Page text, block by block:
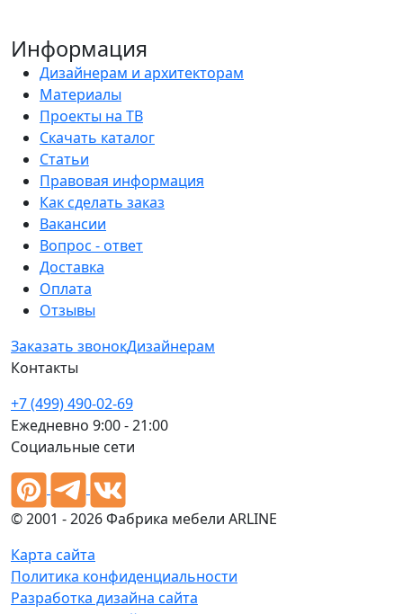
Информация
Дизайнерам и архитекторам
Материалы
Проекты на ТВ
Скачать каталог
Статьи
Правовая информация
Как сделать заказ
Вакансии
Вопрос - ответ
Доставка
Оплата
Отзывы
Заказать звонокДизайнерам
Контакты
+7 (499) 490-02-69
Ежедневно 9:00 - 21:00
Социальные сети
© 2001 - 2026 Фабрика мебели ARLINE
Карта сайта
Политика конфиденциальности
Разработка дизайна сайта